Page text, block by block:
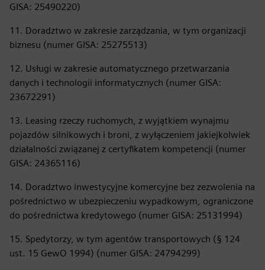
GISA: 25490220)
11. Doradztwo w zakresie zarządzania, w tym organizacji
biznesu (numer GISA: 25275513)
12. Usługi w zakresie automatycznego przetwarzania
danych i technologii informatycznych (numer GISA:
23672291)
13. Leasing rzeczy ruchomych, z wyjątkiem wynajmu
pojazdów silnikowych i broni, z wyłączeniem jakiejkolwiek
działalności związanej z certyfikatem kompetencji (numer
GISA: 24365116)
14. Doradztwo inwestycyjne komercyjne bez zezwolenia na
pośrednictwo w ubezpieczeniu wypadkowym, ograniczone
do pośrednictwa kredytowego (numer GISA: 25131994)
15. Spedytorzy, w tym agentów transportowych (§ 124
ust. 15 GewO 1994) (numer GISA: 24794299)